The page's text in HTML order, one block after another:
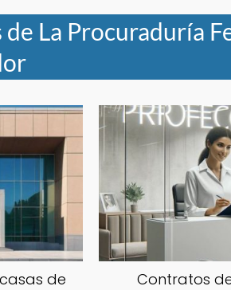
La Procuraduría
de
Contratos